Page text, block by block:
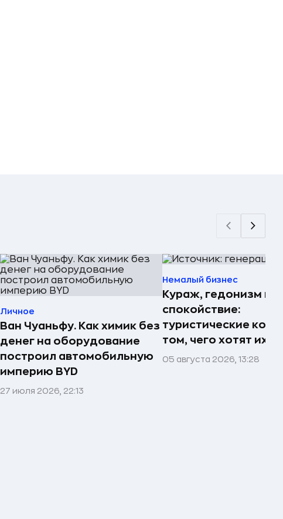
Личное
Ван Чуаньфу. Как химик без
денег на оборудование
построил автомобильную
империю BYD
27 июля 2026, 22:13
Немалый бизнес
Кураж, гедонизм и
спокойствие:
туристические
том, чего хотят их
05 августа 2026, 13:28